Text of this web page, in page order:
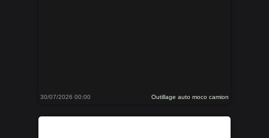
30/07/2026 00:00 Outillage auto moco camion